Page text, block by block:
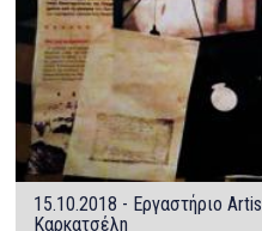
15.10.2018 - Εργαστήριο
Καρκατσέλη